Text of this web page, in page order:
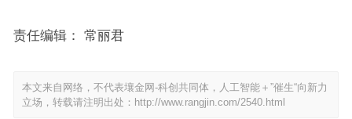
责任编辑： 常丽君
本文来自网络，不代表壤金网-科创共同体，人工智能＋”催生“向新力
立场，转载请注明出处： http://www.rangjin.com/2540.html